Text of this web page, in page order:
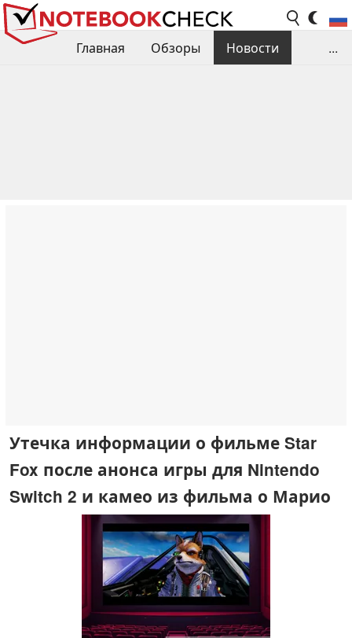
Главная Обзоры
Новости
...
Утечка информации о фильме Star
Fox после анонса игры для Nintendo
Switch 2 и камео из фильма о Марио